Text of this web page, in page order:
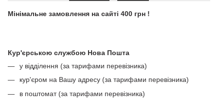
Мінімальне замовлення на сайті 400 грн !
Кур'єрською службою Нова Пошта
у відділення (за тарифами перевізника)
кур'єром на Вашу адресу (за тарифами перевізника)
в поштомат (за тарифами перевізника)